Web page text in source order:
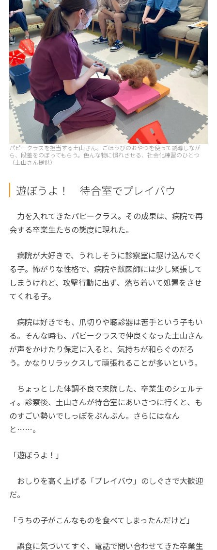
パピークラスを担当する土山さん。ごほうびのおやつを使って誘導しなが
ら、段差をのぼってもらう。色んな物に慣れさせる、社会化練習のひとつ
（土山さん提供）
遊ぼうよ！ 待合室でプレイバウ
力を入れてきたパピークラス。その成果は、病院で再
会する卒業生たちの態度に現れた。
病院が大好きで、うれしそうに診察室に駆け込んでく
る子。怖がりな性格で、病院や獣医師には少し緊張して
しまうけれど、攻撃行動に出ず、落ち着いて処置をさせ
てくれる子。
病院は好きでも、爪切りや聴診器は苦手という子もい
る。そんな時も、パピークラスで仲良くなった土山さん
が声をかけたり保定に入ると、気持ちが和らぐのだろ
う。かなりリラックスして頑張れることが多いという。
ちょっとした体調不良で来院した、卒業生のシェルテ
ィ。診察後、土山さんが待合室にあいさつに行くと、も
のすごい勢いでしっぽをぶんぶん。さらにはなん
と……。
「遊ぼうよ！」
おしりを高く上げる「プレイバウ」のしぐさで大歓迎
だ。
「うちの子がこんなものを食べてしまったんだけど」
誤食に気づいてすぐ、電話で問い合わせてきた卒業生